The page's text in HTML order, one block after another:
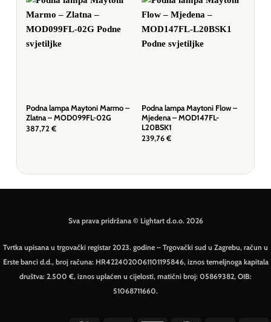
Podna lampa Maytoni Marmo –
Zlatna – MOD099FL-02G
387,72 €
Podna lampa Maytoni Flow –
Mjedena – MOD147FL-
L20BSK1
239,76 €
Sva prava pridržana © Lightart d.o.o. 2026
Tvrtka upisana u trgovački registar 2023. godine – Trgovački sud u Zagrebu, račun u
Erste banci d.d., broj računa: HR4224020061101195846, iznos temeljnoga kapitala
društva: 2.500 €, iznos uplaćen u cijelosti, matični broj: 05869382, OIB:
51068711660.